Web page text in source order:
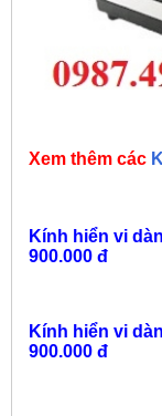
Xem thêm các
Kính hiển vi
900.000 đ
Kính hiển vi
900.000 đ